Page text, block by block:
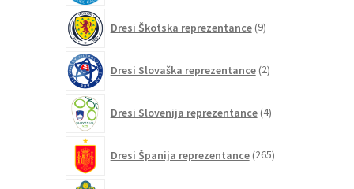
Dresi Škotska reprezentance 9izdelkov
Dresi Slovaška reprezentance 2izdelka
Dresi Slovenija reprezentance 4izdelki
Dresi Španija reprezentance 265izdelkov